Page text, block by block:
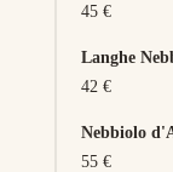
45 €
Langhe
42 €
Nebbiolo
55 €